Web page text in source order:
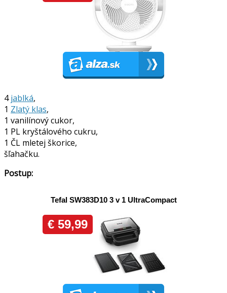
4jablká,
1 Zlatý klas,
1 vanilínový cukor,
1 PL kryštálového cukru,
1 ČL mletej škorice,
šľahačku.
Postup: